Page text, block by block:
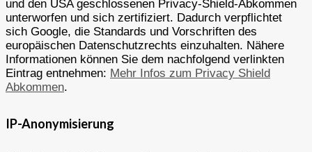
und den USA geschlossenen Privacy-Shield-Abkommen
unterworfen und sich zertifiziert. Dadurch verpflichtet
sich Google, die Standards und Vorschriften des
europäischen Datenschutzrechts einzuhalten. Nähere
Informationen können Sie dem nachfolgend verlinkten
Eintrag entnehmen: Mehr Infos zum Privacy Shield
Abkommen.
IP-Anonymisierung